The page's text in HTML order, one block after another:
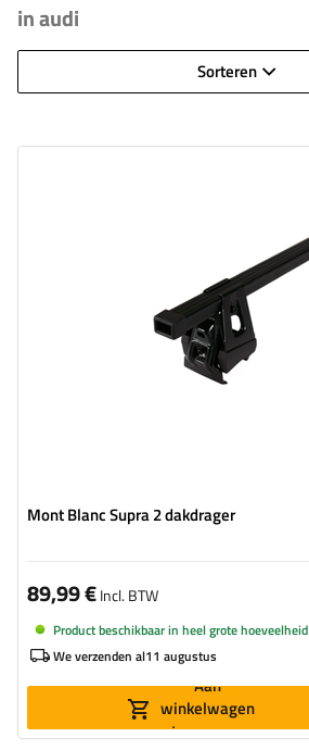
in audi
Sorteren
Mont Blanc Supra 2 dakdrager
89,99 €Incl. BTW
Product beschikbaar in heel grote hoeveelheid
We verzenden al11 augustus
Aan
winkelwagen
toevoegen